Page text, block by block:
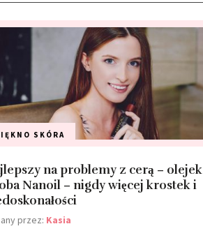
SKÓRA
na problemy z cerą – olejek
Nanoil – nigdy więcej krostek i
przez: Kasia